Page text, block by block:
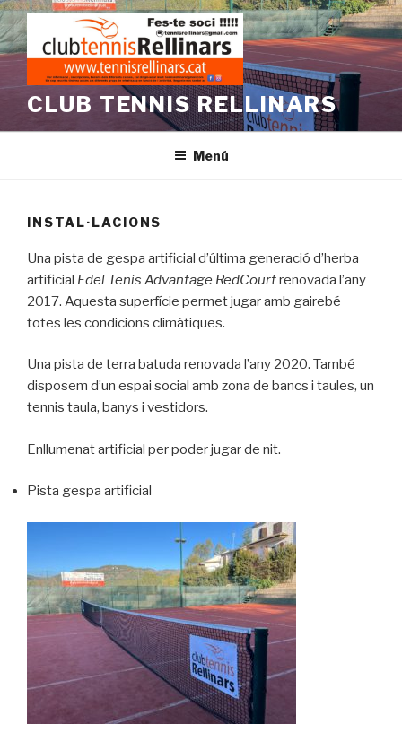
Vés
al
contingut
CLUB TENNIS RELLINARS
Menú
INSTAL·LACIONS
Una pista de gespa artificial d’última generació d’herba
artificial Edel Tenis Advantage RedCourtrenovada l’any
2017. Aquesta superfície permet jugar amb gairebé
totes les condicions climàtiques.
Una pista de terra batuda renovada l’any 2020. També
disposem d’un espai social amb zona de bancs i taules, un
tennis taula, banys i vestidors.
Enllumenat artificial per poder jugar de nit.
Pista gespa artificial